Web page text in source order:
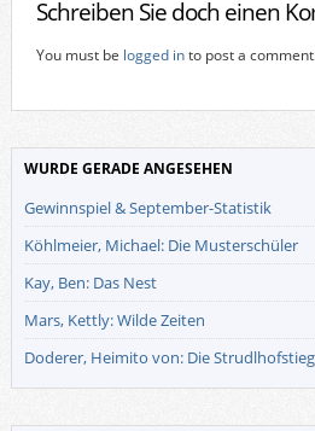
Schreiben Sie doch einen
You must be logged into post a
WURDE GERADE ANGESEHEN
Gewinnspiel & September-Statistik
Köhlmeier, Michael: Die Musterschüler
Kay, Ben: Das Nest
Mars, Kettly: Wilde Zeiten
Doderer, Heimito von: Die